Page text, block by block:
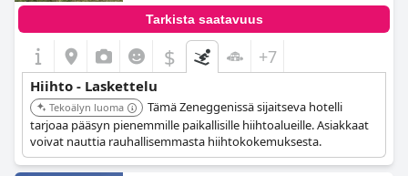
Tarkista saatavuus
$ +7
Hiihto - Laskettelu
Tekoälyn luoma
Tämä Zeneggenissä sijaitseva hotelli
tarjoaa pääsyn pienemmille paikallisille hiihtoalueille. Asiakkaat
voivat nauttia rauhallisemmasta hiihtokokemuksesta.